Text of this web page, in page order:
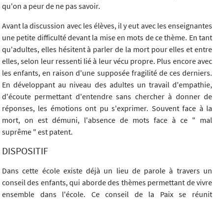
qu'on a peur de ne pas savoir.
Avant la discussion avec les élèves, il y eut avec les enseignantes
une petite difficulté devant la mise en mots de ce thème. En tant
qu'adultes, elles hésitent à parler de la mort pour elles et entre
elles, selon leur ressenti lié à leur vécu propre. Plus encore avec
les enfants, en raison d'une supposée fragilité de ces derniers.
En développant au niveau des adultes un travail d'empathie,
d'écoute permettant d'entendre sans chercher à donner de
réponses, les émotions ont pu s'exprimer. Souvent face à la
mort, on est démuni, l'absence de mots face à ce " mal
suprême " est patent.
DISPOSITIF
Dans cette école existe déjà un lieu de parole à travers un
conseil des enfants, qui aborde des thèmes permettant de vivre
ensemble dans l'école. Ce conseil de la Paix se réunit